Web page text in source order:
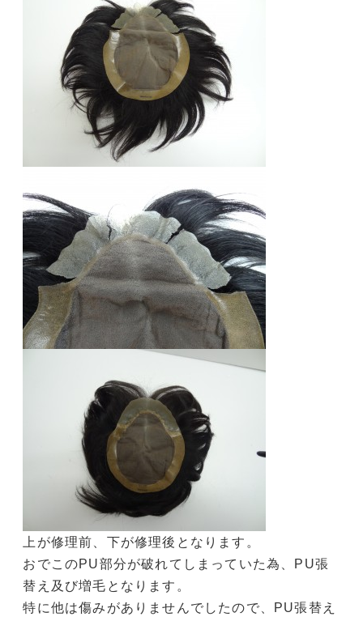
上が修理前、下が修理後となります。
おでこのPU部分が破れてしまっていた為、PU張
替え及び増毛となります。
特に他は傷みがありませんでしたので、PU張替え